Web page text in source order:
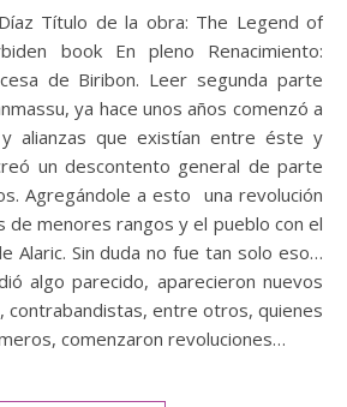
book En pleno Renacimiento:
de Biribon. Leer segunda parte
ya hace unos años comenzó a
alianzas que existían entre éste y
un descontento general de parte
Agregándole a esto una revolución
de menores rangos y el pueblo con el
Alaric. Sin duda no fue tan solo eso…
algo parecido, aparecieron nuevos
contrabandistas, entre otros, quienes
comenzaron revoluciones…